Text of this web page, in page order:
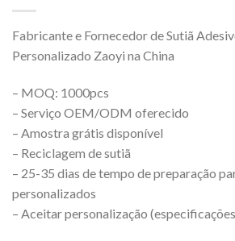
Fabricante e Fornecedor de Sutiã
Personalizado Zaoyi na China
– MOQ: 1000pcs
– Serviço OEM/ODM oferecido
– Amostra grátis disponível
– Reciclagem de sutiã
– 25-35 dias de tempo de preparação
personalizados
– Aceitar personalização